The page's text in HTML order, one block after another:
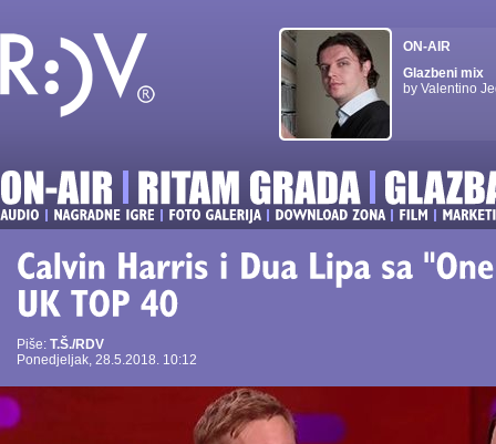
ON-AIR
Glazbeni mix
by Valentino
Piše: T.Š./RDV
Ponedjeljak, 28.5.2018. 10:12